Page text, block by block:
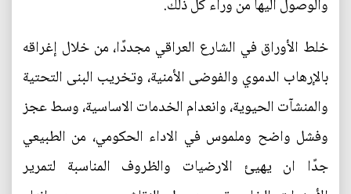
والوصول اليها من وراء كل ذلك.
خلط الأوراق في الشارع العراقي مجددًا، من خلال إغراقه
بالإرهاب الدموي والفوضى الأمنية، وتخريب البنى التحتية
والمنشآت الحيوية، وانعدام الخدمات الاساسية، وسط عجز
وفشل واضح وملموس في الاداء الحكومي، من الطبيعي
جدًا ان يهيئ الارضيات والظروف المناسبة لتمرير